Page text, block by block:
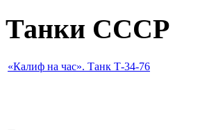
Танки СССР
«Калиф на час». Танк Т-34-76